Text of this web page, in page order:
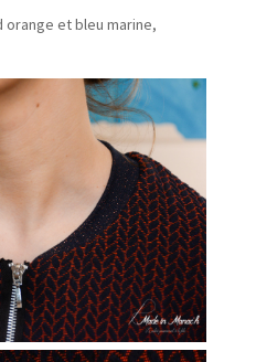
et bleu marine,